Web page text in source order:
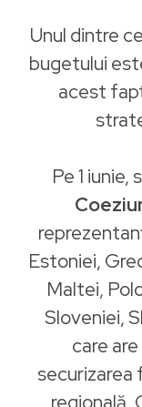
Unul dintre
bugetului
acest
Pe 1
Estoniei,
Maltei,
Sloveniei,
care
securizarea
regională.